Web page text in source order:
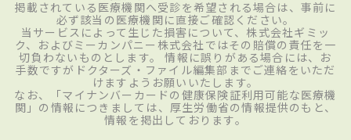
掲載されている医療機関へ受診を希望される場合は、事前に
必ず該当の医療機関に直接ご確認ください。
当サービスによって生じた損害について、株式会社ギミッ
ク、およびミーカンパニー株式会社ではその賠償の責任を一
切負わないものとします。 情報に誤りがある場合には、お
手数ですがドクターズ・ファイル編集部までご連絡をいただ
けますようお願いいたします。
なお、「マイナンバーカードの健康保険証利用可能な医療機
関」の情報につきましては、厚生労働省の情報提供のもと、
情報を掲出しております。